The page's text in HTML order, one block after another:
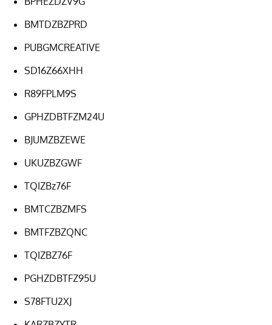
BMTDZBZPRD
PUBGMCREATIVE
SD16Z66XHH
R89FPLM9S
GPHZDBTFZM24U
BJUMZBZEWE
UKUZBZGWF
TQIZBz76F
BMTCZBZMFS
BMTFZBZQNC
TQIZBZ76F
PGHZDBTFZ95U
S78FTU2XJ